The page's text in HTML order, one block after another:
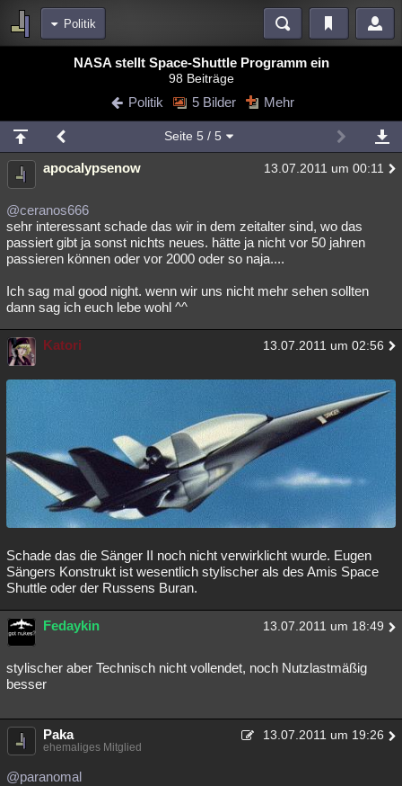
Politik
Blogs
Chat Wiki Neuigkeiten
meine Rubriken
Menschen Wissenschaft Mystery Kriminalfälle
Spiritualität
Natur Umfragen Unterhaltung
Philosophie Träume Orte Esoterik Literatur
Astronomie Helpdesk Gruppen Gaming Filme
Musik
Besucht Teilgenommen Alle Neue Geschlossen
Lesenswert Schlüsselwörter
NASA stellt Space-Shuttle Programm ein
98 Beiträge
Politik 5 Bilder Mehr
Seite 5 / 5
apocalypsenow 13.07.2011 um 00:11
@ceranos666
sehr interessant schade das wir in dem zeitalter sind, wo das
passiert gibt ja sonst nichts neues. hätte ja nicht vor 50 jahren
passieren können oder vor 2000 oder so naja....
Ich sag mal good night. wenn wir uns nicht mehr sehen sollten
dann sag ich euch lebe wohl ^^
Katori 13.07.2011 um 02:56
Schade das die Sänger II noch nicht verwirklicht wurde. Eugen
Sängers Konstrukt ist wesentlich stylischer als des Amis Space
Shuttle oder der Russens Buran.
Fedaykin 13.07.2011 um 18:49
stylischer aber Technisch nicht vollendet, noch Nutzlastmäßig
besser
Paka 13.07.2011 um 19:26
ehemaliges Mitglied
@paranomal